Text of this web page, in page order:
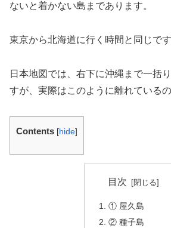
ないと着かない島まであります。
東京から北海道に行く時間と同じで
日本地図では、右下に沖縄まで一括
すが、実際はこのように離れているの
Contents [hide]
目次
① 屋久島
② 種子島